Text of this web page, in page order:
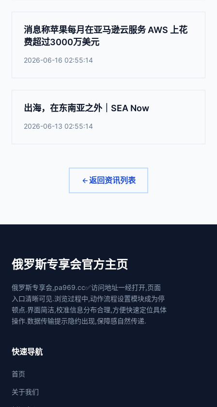
消息称苹果每月在亚马逊云服务 AWS 上花
费超过3000万美元
2026-06-16 02:55:14
出海，在东南亚之外｜SEA Now
2026-06-13 02:55:14
返回资讯列表
俄罗斯专享会官方主页
俄罗斯专享会,pa969.cc✅访问地址一经打开,页面
入口清晰可见.浏览过程中,动作流程设置模块成为停
顿点.界面简洁,校准信息分布合理,方便快速定位具体
操作.数据传输提示隐约出现,保障感自然传递.
快速导航
首页
关于我们